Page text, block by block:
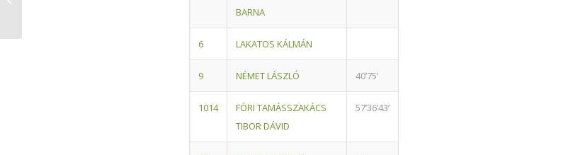
BARNA
6 LAKATOS KÁLMÁN
9 NÉMET LÁSZLÓ 40’75’
1014 FÓRI TAMÁSSZAKÁCS
TIBOR DÁVID
57’36’43’